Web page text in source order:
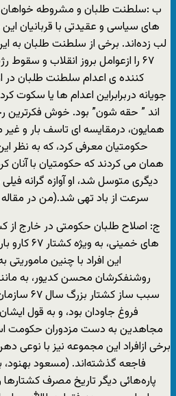
ب :سلطنت طلبان و مشروطه خواهان
های سياسی و عقيدتی با قربانيان
لب زده‌اند. برخی از سلطنت طلبان به
۶۷ را ازعوامل بروز انقلاب و سقوط
کننده ی اعدام سلطنت طلبان در
جويانه دربرابراين اعدام ها يا سکوت
اند ” حقه شون” بود. خوش
همايون، درمقايسه ای تاسف بار و غير
حکومتيان معرفی کرد، که به نظر
همان می کردند که حکومتيان با آنان
ديگری متوسل شد، او آوازه گرانه
سرعت از باد تهی شد.(من در
ج: اصلاح طلبان حکومتی در خارج از
های
اين افراد با چنين
روشنفکرشان محسن کديور، به
سبب ساز
فروغ جاودان بود، و به قول
مجاهدين به دست مزدوران حکومت
برخی ازافراد اين مجموعه نيز با نوعی
پاره‌هائی ديگر تاريخ مصرف کشتارها